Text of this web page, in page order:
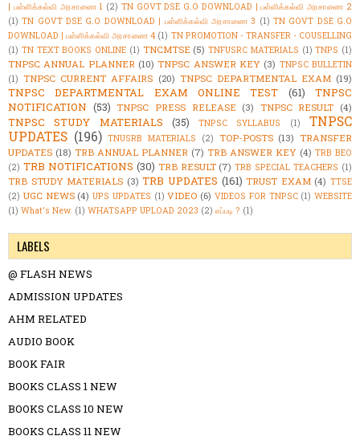
| பள்ளிக்கல்வி அரசாணை 1 (2) TN GOVT DSE G.O DOWNLOAD | பள்ளிக்கல்வி அரசாணை 2
(1) TN GOVT DSE G.O DOWNLOAD | பள்ளிக்கல்வி அரசாணை 3 (1) TN GOVT DSE G.O
DOWNLOAD | பள்ளிக்கல்வி அரசாணை 4 (1) TN PROMOTION - TRANSFER - COUSELLING
(1) TN TEXT BOOKS ONLINE (1) TNCMTSE (5) TNFUSRC MATERIALS (1) TNPS (1)
TNPSC ANNUAL PLANNER (10) TNPSC ANSWER KEY (3) TNPSC BULLETIN
(1) TNPSC CURRENT AFFAIRS (20) TNPSC DEPARTMENTAL EXAM (19)
TNPSC DEPARTMENTAL EXAM ONLINE TEST (61)
TNPSC
NOTIFICATION (53) TNPSC PRESS RELEASE (3) TNPSC RESULT (4)
TNPSC STUDY MATERIALS (35) TNPSC SYLLABUS (1)
TNPSC
UPDATES (196) TNUSRB MATERIALS (2) TOP-POSTS (13) TRANSFER
UPDATES (18) TRB ANNUAL PLANNER (7) TRB ANSWER KEY (4) TRB BEO
(2) TRB NOTIFICATIONS (30) TRB RESULT (7) TRB SPECIAL TEACHERS (1)
TRB STUDY MATERIALS (3) TRB UPDATES (161) TRUST EXAM (4) TTSE
(2) UGC NEWS (4) UPS UPDATES (1) VIDEO (6) VIDEOS FOR TNPSC (1) WEBSITE
(1) What's New. (1) WHATSAPP UPLOAD 2023 (2) எப்படி ? (1)
LABELS
@ FLASH NEWS
ADMISSION UPDATES
AHM RELATED
AUDIO BOOK
BOOK FAIR
BOOKS CLASS 1 NEW
BOOKS CLASS 10 NEW
BOOKS CLASS 11 NEW